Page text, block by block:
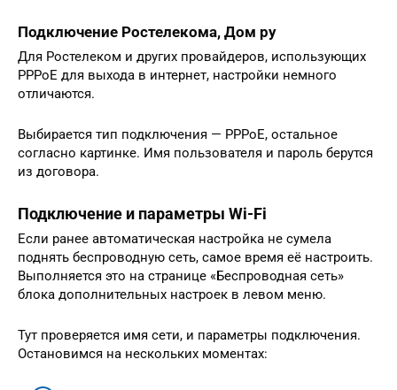
Подключение Ростелекома, Дом ру
Для Ростелеком и других провайдеров, использующих
РРРоЕ для выхода в интернет, настройки немного
отличаются.
Выбирается тип подключения — РРРоЕ, остальное
согласно картинке. Имя пользователя и пароль берутся
из договора.
Подключение и параметры Wi-Fi
Если ранее автоматическая настройка не сумела
поднять беспроводную сеть, самое время её настроить.
Выполняется это на странице «Беспроводная сеть»
блока дополнительных настроек в левом меню.
Тут проверяется имя сети, и параметры подключения.
Остановимся на нескольких моментах: